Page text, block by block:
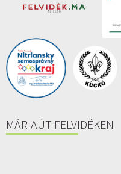
MÁRIAÚT FELVIDÉKEN